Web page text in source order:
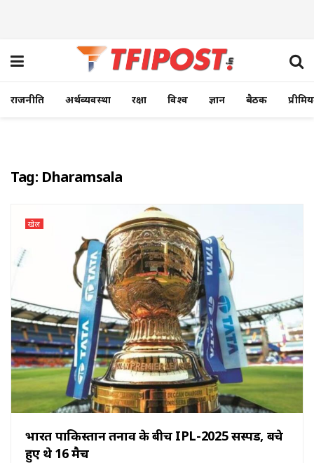
राजनीति अर्थव्यवस्था रक्षा विश्व ज्ञान बैठक
Tag: Dharamsala
खेल
भारत पाकिस्तान तनाव के बीच IPL-2025 सस्पेंड, बचे
हुए थे 16 मैच